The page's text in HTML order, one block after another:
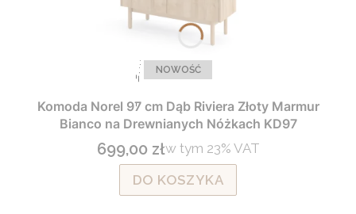
Kolekcja Paris NOWOŚĆ
Komoda Norel 97 cm Dąb Riviera Złoty Marmur
Bianco na Drewnianych Nóżkach KD97
Cena brutto
699,00 złw tym %s VAT
w tym 23% VAT
DO KOSZYKA